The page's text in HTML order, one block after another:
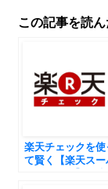
この記事を読
楽天チェックを使
て賢く【楽天スー